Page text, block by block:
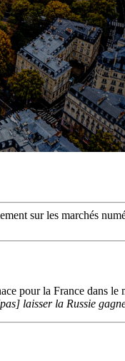
sur les marchés
pour la France dans le
laisser la Russie